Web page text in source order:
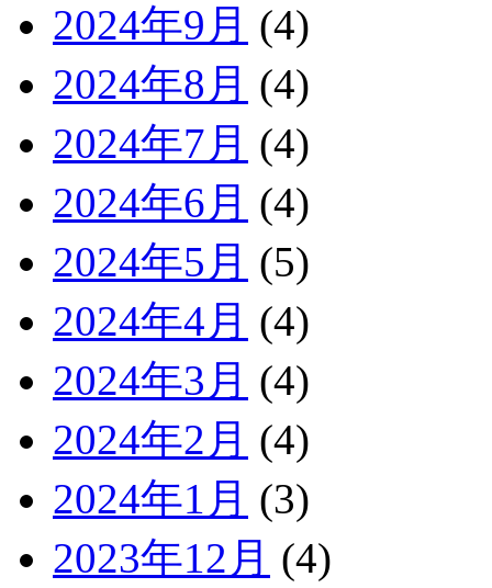
2024年9月 (4)
2024年8月 (4)
2024年7月 (4)
2024年6月 (4)
2024年5月 (5)
2024年4月 (4)
2024年3月 (4)
2024年2月 (4)
2024年1月 (3)
2023年12月 (4)